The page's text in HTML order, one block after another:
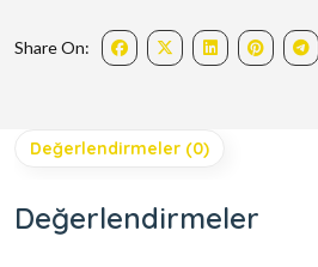
Share On:
Değerlendirmeler (0)
Değerlendirmeler